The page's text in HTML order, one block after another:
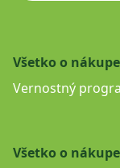
Všetko o nákupe
Vernostný
Všetko o nákupe